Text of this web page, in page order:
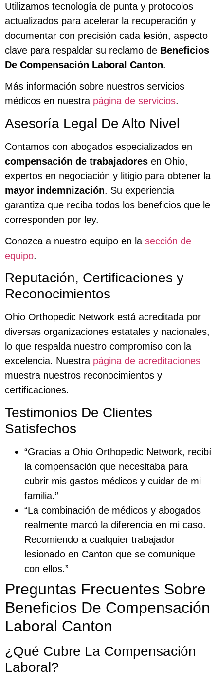
Utilizamos tecnología de punta y protocolos
actualizados para acelerar la recuperación y
documentar con precisión cada lesión, aspecto
clave para respaldar su reclamo de Beneficios
De Compensación Laboral Canton.
Más información sobre nuestros servicios
médicos en nuestra página de servicios.
Asesoría Legal De Alto Nivel
Contamos con abogados especializados en
compensación de trabajadores en Ohio,
expertos en negociación y litigio para obtener la
mayor indemnización. Su experiencia
garantiza que reciba todos los beneficios que le
corresponden por ley.
Conozca a nuestro equipo en la sección de
equipo.
Reputación, Certificaciones y
Reconocimientos
Ohio Orthopedic Network está acreditada por
diversas organizaciones estatales y nacionales,
lo que respalda nuestro compromiso con la
excelencia. Nuestra página de acreditaciones
muestra nuestros reconocimientos y
certificaciones.
Testimonios De Clientes
Satisfechos
“Gracias a Ohio Orthopedic Network, recibí
la compensación que necesitaba para
cubrir mis gastos médicos y cuidar de mi
familia.”
“La combinación de médicos y abogados
realmente marcó la diferencia en mi caso.
Recomiendo a cualquier trabajador
lesionado en Canton que se comunique
con ellos.”
Preguntas Frecuentes Sobre
Beneficios De Compensación
Laboral Canton
¿Qué Cubre La Compensación
Laboral?